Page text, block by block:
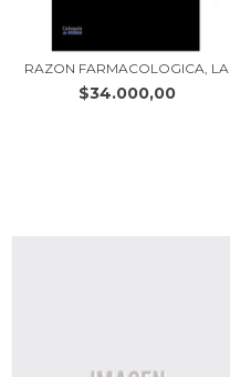
RAZON FARMACOLOGICA, LA
$34.000,00